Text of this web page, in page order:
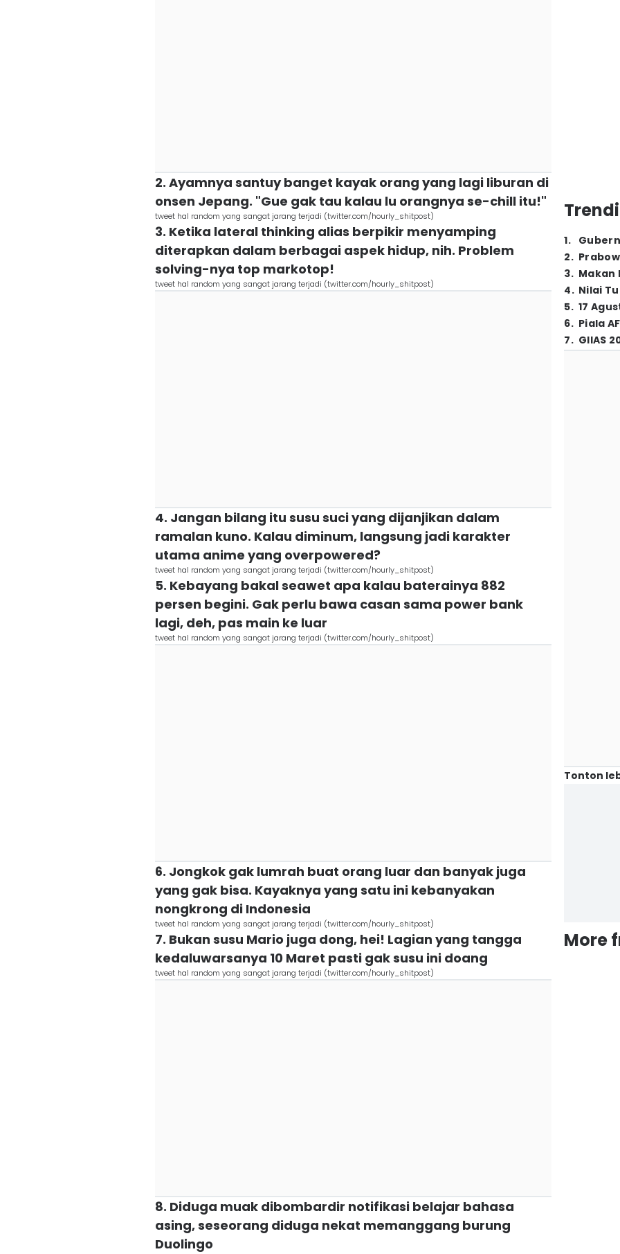
2. Ayamnya santuy banget kayak orang yang lagi liburan di
onsen Jepang. "Gue gak tau kalau lu orangnya se-chill itu!"
tweet hal random yang sangat jarang terjadi (twitter.com/hourly_shitpost)
3. Ketika lateral thinking alias berpikir menyamping
diterapkan dalam berbagai aspek hidup, nih. Problem
solving-nya top markotop!
tweet hal random yang sangat jarang terjadi (twitter.com/hourly_shitpost)
4. Jangan bilang itu susu suci yang dijanjikan dalam
ramalan kuno. Kalau diminum, langsung jadi karakter
utama anime yang overpowered?
tweet hal random yang sangat jarang terjadi (twitter.com/hourly_shitpost)
5. Kebayang bakal seawet apa kalau baterainya 882
persen begini. Gak perlu bawa casan sama power bank
lagi, deh, pas main ke luar
tweet hal random yang sangat jarang terjadi (twitter.com/hourly_shitpost)
6. Jongkok gak lumrah buat orang luar dan banyak juga
yang gak bisa. Kayaknya yang satu ini kebanyakan
nongkrong di Indonesia
tweet hal random yang sangat jarang terjadi (twitter.com/hourly_shitpost)
7. Bukan susu Mario juga dong, hei! Lagian yang tangga
kedaluwarsanya 10 Maret pasti gak susu ini doang
tweet hal random yang sangat jarang terjadi (twitter.com/hourly_shitpost)
8. Diduga muak dibombardir notifikasi belajar bahasa
asing, seseorang diduga nekat memanggang burung
Duolingo
1.
2.
3. Makan
4. Nilai
5. 17
6. Piala
7. GIIAS
Tonton
More